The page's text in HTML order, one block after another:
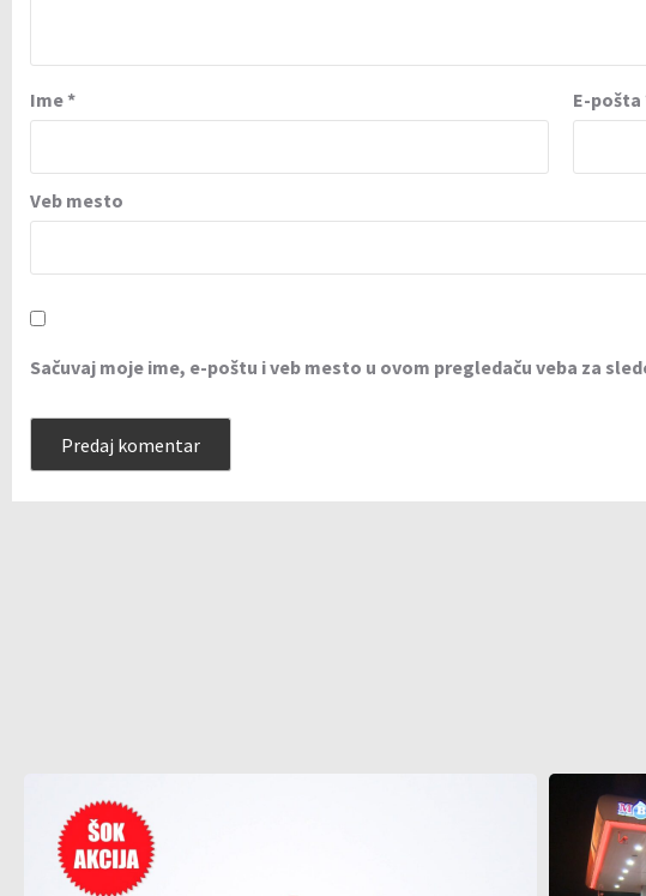
Ime* E-pošta
Veb mesto
Sačuvaj moje ime, e-poštu i veb mesto u ovom pregledaču veba za